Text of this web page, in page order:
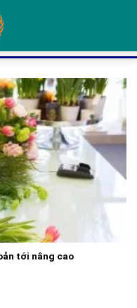
tới nâng cao